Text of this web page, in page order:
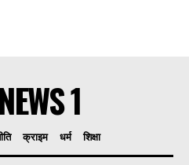
1
क्राइम धर्म शिक्षा